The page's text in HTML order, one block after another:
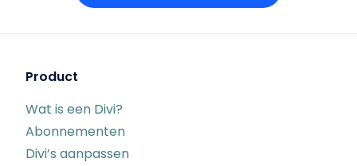
Product
Wat is een Divi?
Abonnementen
Divi’s aanpassen